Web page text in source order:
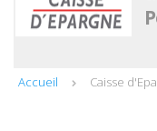
Accueil Caisse